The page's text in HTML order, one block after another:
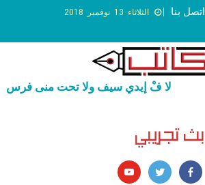
الثلاثاء 13 نوفمبر 2018 اتصل بنا
لا فْ إيدي سيف ولا تحت منى فرس